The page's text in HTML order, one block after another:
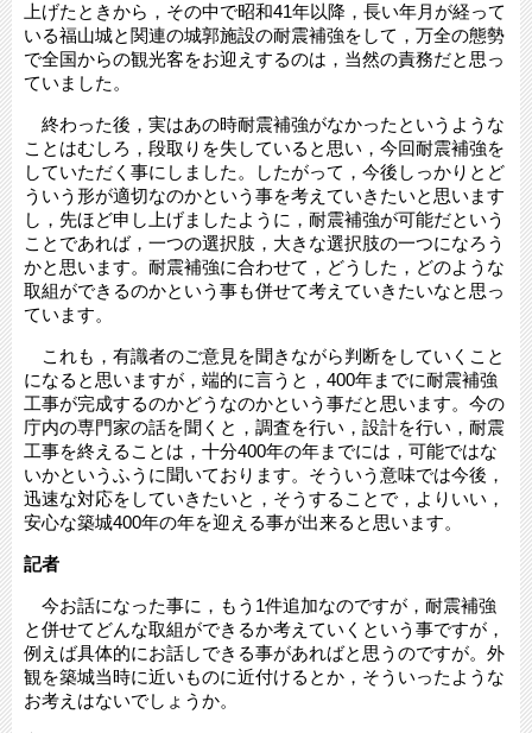
上げたときから，その中で昭和41年以降，長い年月が経って
いる福山城と関連の城郭施設の耐震補強をして，万全の態勢
で全国からの観光客をお迎えするのは，当然の責務だと思っ
ていました。
終わった後，実はあの時耐震補強がなかったというような
ことはむしろ，段取りを失していると思い，今回耐震補強を
していただく事にしました。したがって，今後しっかりとど
ういう形が適切なのかという事を考えていきたいと思います
し，先ほど申し上げましたように，耐震補強が可能だという
ことであれば，一つの選択肢，大きな選択肢の一つになろう
かと思います。耐震補強に合わせて，どうした，どのような
取組ができるのかという事も併せて考えていきたいなと思っ
ています。
これも，有識者のご意見を聞きながら判断をしていくこと
になると思いますが，端的に言うと，400年までに耐震補強
工事が完成するのかどうなのかという事だと思います。今の
庁内の専門家の話を聞くと，調査を行い，設計を行い，耐震
工事を終えることは，十分400年の年までには，可能ではな
いかというふうに聞いております。そういう意味では今後，
迅速な対応をしていきたいと，そうすることで，よりいい，
安心な築城400年の年を迎える事が出来ると思います。
記者
今お話になった事に，もう1件追加なのですが，耐震補強
と併せてどんな取組ができるか考えていくという事ですが，
例えば具体的にお話しできる事があればと思うのですが。外
観を築城当時に近いものに近付けるとか，そういったような
お考えはないでしょうか。